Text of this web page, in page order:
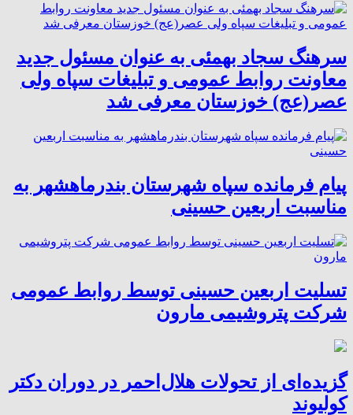
سرهنگ سجاد بهمئی به عنوان مسئول جدید
معاونت روابط عمومی و تبلیغات سپاه ولی
عصر(عج) خوزستان معرفی شد
پیام فرمانده سپاه شهرستان بندرماهشهر به
مناسبت اربعین حسینی
تسلیت اربعین حسینی توسط روابط عمومی
شرکت پتروشیمی مارون
گزیده‌ای از تحولات هلال‌احمر در دوران دکتر
کولیوند